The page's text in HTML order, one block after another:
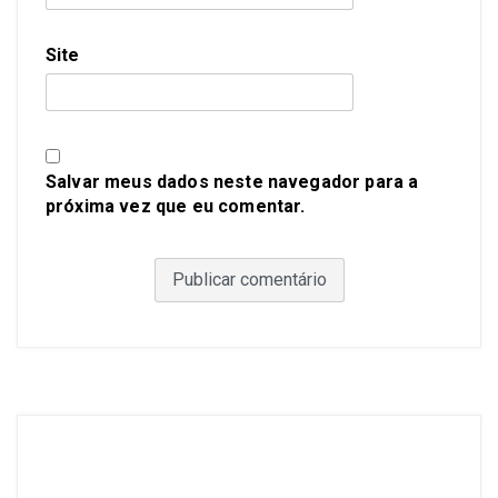
Site
Salvar meus dados neste navegador para a
próxima vez que eu comentar.